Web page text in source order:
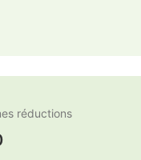
réductions